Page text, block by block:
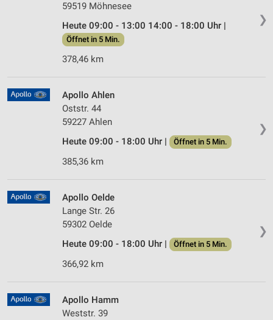
❯
59519 Möhnesee
Heute 09:00 - 13:00 14:00 - 18:00 Uhr |
Öffnet in 5 Min.
378,46 km
❯
Apollo Ahlen
Oststr. 44
59227 Ahlen
Heute 09:00 - 18:00 Uhr |
Öffnet in 5 Min.
385,36 km
❯
Apollo Oelde
Lange Str. 26
59302 Oelde
Heute 09:00 - 18:00 Uhr |
Öffnet in 5 Min.
366,92 km
Apollo Hamm
Weststr. 39